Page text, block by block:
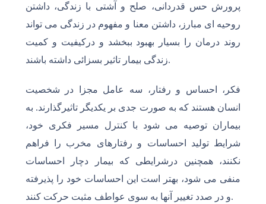
پرورش حس قدردانی، صلح و آشتی با زندگی، داشتن
روحیه ای مبارز، داشتن معنا و مفهوم در زندگی می تواند
روند درمان را بسیار بهبود ببخشد و درکیفیت و کمیت
زندگی بیمار تاثیر بسزائی داشته باشند.
فکر، احساس و رفتار، سه عامل مجزا در شخصیت
انسان هستند که به صورت جدی بر یکدیگر تاثیرگذارند. به
بیماران توصیه می شود با کنترل مسیر فکری خود،
شرایط تولید احساسات و رفتارهای مخرب را فراهم
نکنند، همچنین درشرایطی که بیمار دچار احساسات
منفی می شود، بهتر است این احساسات خود را پذیرفته
و در صدد تغییر آنها به سوی عواطف مثبت حرکت کنند.